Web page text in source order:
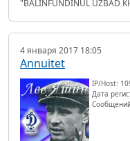
"BALINFUNDINUL UZBAD
4 января 2017 18:05
Annuitet
IP/Host:
Дата